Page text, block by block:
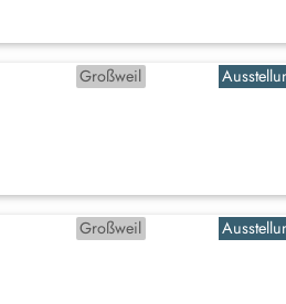
Großweil
Großweil